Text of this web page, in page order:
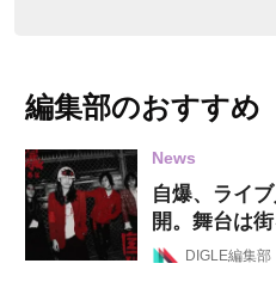
編集部のおすすめ
News
自爆、ライ
開。舞台は
DIGLE編集部